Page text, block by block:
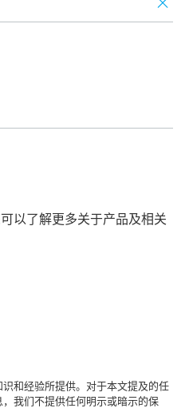
以了解更多关于产品及相关
和经验所提供。对于本文提及的任
我们不提供任何明示或暗示的保